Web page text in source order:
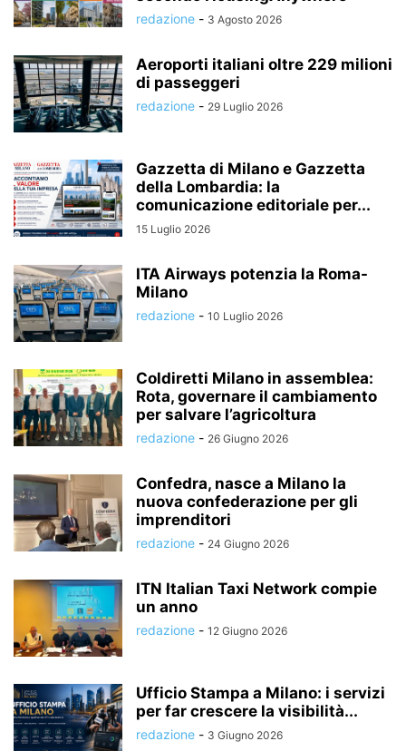
redazione - 3 Agosto 2026
Aeroporti italiani oltre 229 milioni
di passeggeri
redazione - 29 Luglio 2026
Gazzetta di Milano e Gazzetta
della Lombardia: la
comunicazione editoriale per...
15 Luglio 2026
ITA Airways potenzia la Roma-
Milano
redazione - 10 Luglio 2026
Coldiretti Milano in assemblea:
Rota, governare il cambiamento
per salvare l’agricoltura
redazione - 26 Giugno 2026
Confedra, nasce a Milano la
nuova confederazione per gli
imprenditori
redazione - 24 Giugno 2026
ITN Italian Taxi Network compie
un anno
redazione - 12 Giugno 2026
Ufficio Stampa a Milano: i servizi
per far crescere la visibilità...
redazione - 3 Giugno 2026